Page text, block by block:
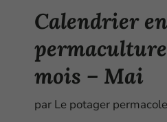
Calendrier en
mois – Mai
par Le potager permacole